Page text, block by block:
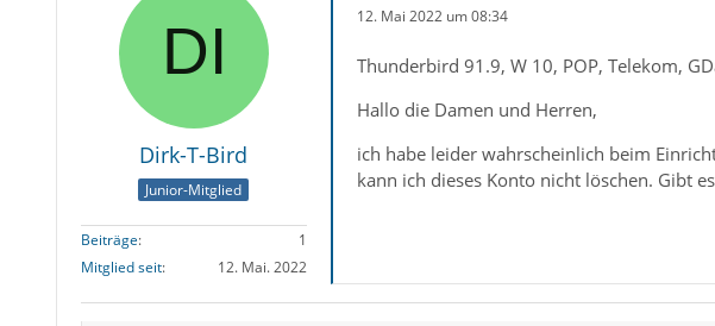
Dirk-T-Bird
Junior-Mitglied
Beiträge
1
Mitglied seit
12. Mai. 2022
12. Mai 2022 um 08:34
Thunderbird 91.9, W 10, POP, Telekom,
Hallo die Damen und Herren,
ich habe leider wahrscheinlich beim
kann ich dieses Konto nicht löschen. Gibt